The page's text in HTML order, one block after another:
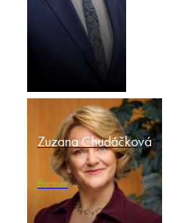
Zuzana Chudáčková
Partner